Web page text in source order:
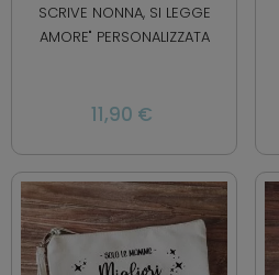
SCRIVE NONNA, SI LEGGE
AMORE" PERSONALIZZATA
11,90 €